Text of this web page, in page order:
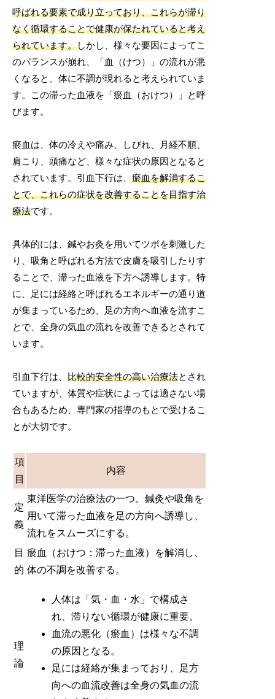
呼ばれる要素で成り立っており、これらが滞り
なく循環することで健康が保たれていると考え
られています。しかし、様々な要因によってこ
のバランスが崩れ、「血（けつ）」の流れが悪
くなると、体に不調が現れると考えられていま
す。この滞った血液を「瘀血（おけつ）」と呼
びます。
瘀血は、体の冷えや痛み、しびれ、月経不順、
肩こり、頭痛など、様々な症状の原因となると
されています。引血下行は、瘀血を解消するこ
とで、これらの症状を改善することを目指す治
療法です。
具体的には、鍼やお灸を用いてツボを刺激した
り、吸角と呼ばれる方法で皮膚を吸引したりす
ることで、滞った血液を下方へ誘導します。特
に、足には経絡と呼ばれるエネルギーの通り道
が集まっているため、足の方向へ血液を流すこ
とで、全身の気血の流れを改善できるとされて
います。
引血下行は、比較的安全性の高い治療法とされ
ていますが、体質や症状によっては適さない場
合もあるため、専門家の指導のもとで受けるこ
とが大切です。
項
目
内容
定
義
東洋医学の治療法の一つ。鍼灸や吸角を
用いて滞った血液を足の方向へ誘導し、
流れをスムーズにする。
目
的
瘀血（おけつ：滞った血液）を解消し、
体の不調を改善する。
理
論
人体は「気・血・水」で構成さ
れ、滞りない循環が健康に重要。
血流の悪化（瘀血）は様々な不調
の原因となる。
足には経絡が集まっており、足方
向への血流改善は全身の気血の流